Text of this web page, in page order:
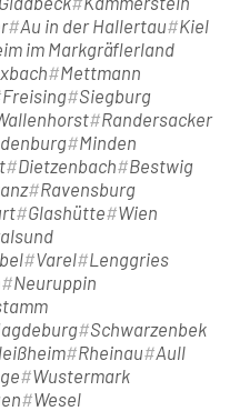
Au in der Hallertau
Kiel
im Markgräflerland
Mettmann
Freising Siegburg
Randersacker
Minden
Dietzenbach
Bestwig
Ravensburg
Glashütte
Wien
Varel Lenggries
Neuruppin
Schwarzenbek
Rheinau Aull
Wustermark
Wesel